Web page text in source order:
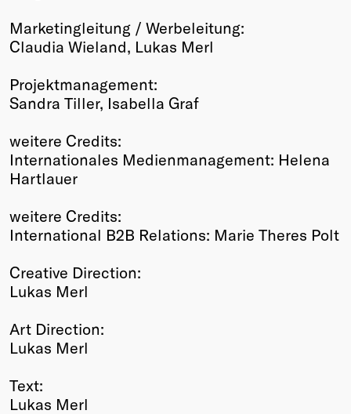
Marketingleitung / Werbeleitung:
Claudia Wieland, Lukas Merl
Projektmanagement:
Sandra Tiller, Isabella Graf
weitere Credits:
Internationales Medienmanagement: Helena
Hartlauer
weitere Credits:
International B2B Relations: Marie Theres Polt
Creative Direction:
Lukas Merl
Art Direction:
Lukas Merl
Text:
Lukas Merl